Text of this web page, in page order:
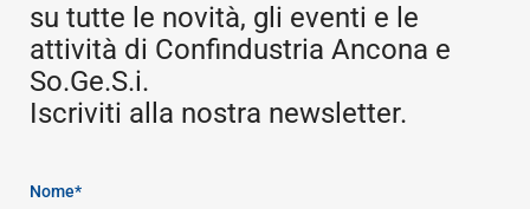
su tutte le novità, gli eventi e le
attività di Confindustria Ancona e
So.Ge.S.i.
Iscriviti alla nostra newsletter.
Nome*